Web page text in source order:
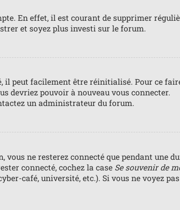
En effet, il est courant de supprimer
et soyez plus investi sur le forum.
il peut facilement être réinitialisé. Pour ce
devriez pouvoir à nouveau vous connecter.
un administrateur du forum.
ne resterez connecté que pendant une
connecté, cochez la case Se souvenir de
café, université, etc.). Si vous ne voyez